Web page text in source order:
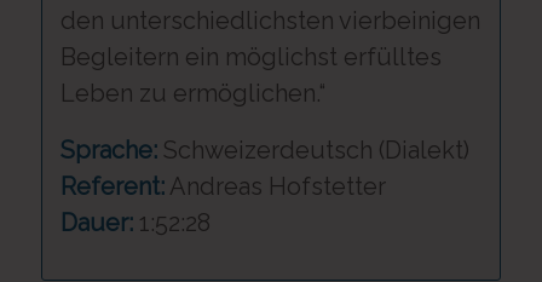
den unterschiedlichsten vierbeinigen
Begleitern ein möglichst erfülltes
Leben zu ermöglichen.“
Sprache:Schweizerdeutsch (Dialekt)
Referent:Andreas Hofstetter
Dauer:1:52:28